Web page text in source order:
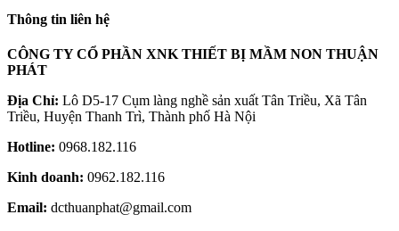
Thông tin liên hệ
CÔNG TY CỔ PHẦN XNK THIẾT BỊ MẦM NON THUẬN
PHÁT
Địa Chỉ: Lô D5-17 Cụm làng nghề sản xuất Tân Triều, Xã Tân
Triều, Huyện Thanh Trì, Thành phố Hà Nội
Hotline: 0968.182.116
Kinh doanh: 0962.182.116
Email: dcthuanphat@gmail.com